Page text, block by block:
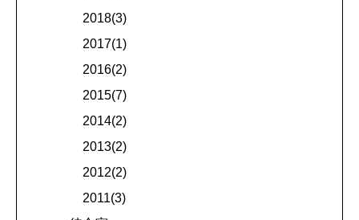
2018(3)
2017(1)
2016(2)
2015(7)
2014(2)
2013(2)
2012(2)
2011(3)